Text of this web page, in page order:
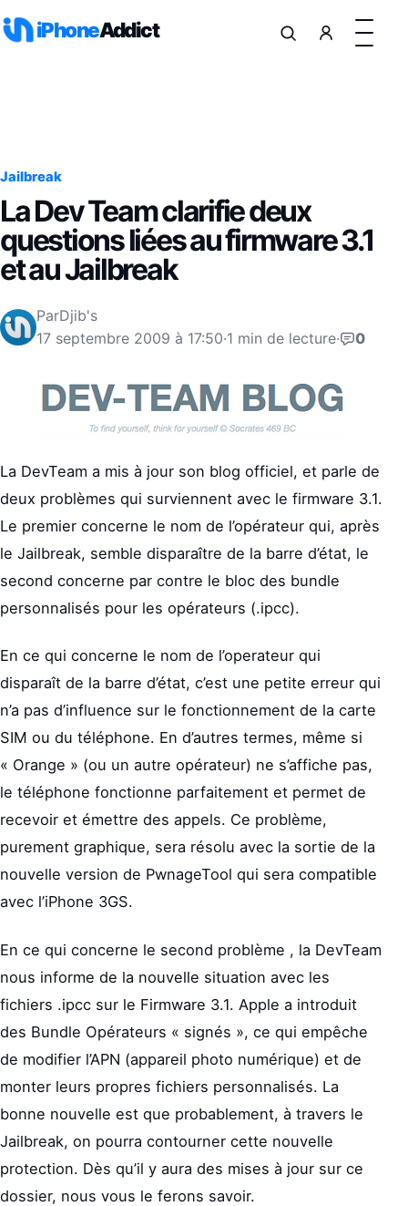
iPhoneAddict
Jailbreak
La Dev Team clarifie deux
questions liées au firmware 3.1
et au Jailbreak
ParDjib's
17 septembre 2009 à 17:50·1 min de lecture· 0
La DevTeam a mis à jour son blog officiel, et parle de
deux problèmes qui surviennent avec le firmware 3.1.
Le premier concerne le nom de l’opérateur qui, après
le Jailbreak, semble disparaître de la barre d’état, le
second concerne par contre le bloc des bundle
personnalisés pour les opérateurs (.ipcc).
En ce qui concerne le nom de l’operateur qui
disparaît de la barre d’état, c’est une petite erreur qui
n’a pas d’influence sur le fonctionnement de la carte
SIM ou du téléphone. En d’autres termes, même si
« Orange » (ou un autre opérateur) ne s’affiche pas,
le téléphone fonctionne parfaitement et permet de
recevoir et émettre des appels. Ce problème,
purement graphique, sera résolu avec la sortie de la
nouvelle version de PwnageTool qui sera compatible
avec l’iPhone 3GS.
En ce qui concerne le second problème , la DevTeam
nous informe de la nouvelle situation avec les
fichiers .ipcc sur le Firmware 3.1. Apple a introduit
des Bundle Opérateurs « signés », ce qui empêche
de modifier l’APN (appareil photo numérique) et de
monter leurs propres fichiers personnalisés. La
bonne nouvelle est que probablement, à travers le
Jailbreak, on pourra contourner cette nouvelle
protection. Dès qu’il y aura des mises à jour sur ce
dossier, nous vous le ferons savoir.